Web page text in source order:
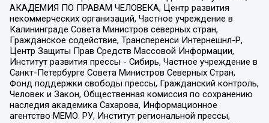
АКАДЕМИЯ ПО ПРАВАМ ЧЕЛОВЕКА, Центр развития
некоммерческих организаций, Частное учреждение в
Калининграде Совета Министров северных стран,
Гражданское содействие, Трансперенси Интернешнл-Р,
Центр Защиты Прав Средств Массовой Информации,
Институт развития прессы - Сибирь, Частное учреждение в
Санкт-Петербурге Совета Министров Северных Стран,
Фонд поддержки свободы прессы, Гражданский контроль,
Человек и Закон, Общественная комиссия по сохранению
наследия академика Сахарова, Информационное
агентство МЕМО. РУ, Институт региональной прессы,